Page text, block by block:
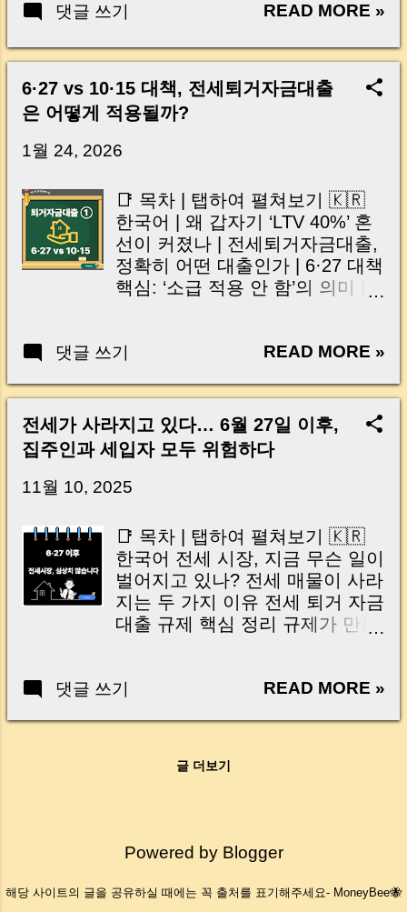
Your Account Is It Safe If the Seller Has a
Real Risks and Mistakes to Avoid MoneyLog
Key Takeaway 혹시 이런 생각 해보신 적 있으
신가요? “잔금일… 그냥 돈 보내고 끝나는 거 아
닌가요?” 하지만 현장에서 보면 전혀 그렇지 않
습니다. 잔금일은 ‘서류 몇 장 처리하는 날’이 아
이는 가장 긴장되는 순간 입니다. 실제로 제가
중개 현장에서 겪었던 일입니다. 금요일 오후 3
시, 이체 한도에 막혀 송금이 멈췄고 그 자리에
서 계약이 무산될 뻔한 아찔한 상황이 있었습니
다. 또 어떤 분은 이렇게 말씀하십니다. “내 대출
인데 왜 내 통장으로 안 들어오죠?” “매도인이 대
사실은 ‘구조’를 몰라서 생기는 걱정입니다. 그래
서 오늘은 잔금일에 실제로 돈이 어떻게 움직이
는지, 왜 사고가 나는지, 그리고 무엇을 꼭 준비
드리겠습니다. 이 글 하나만 제대로 이해하시면,
잔금일이 더 이상 두려운 날이 아니라 “내 집을
Introduction (Tap to expand) Have you ever
댓글 쓰기 READ MORE »
6·27 vs 10·15 대책, 전세퇴거자금대출
은 어떻게 적용될까?
1월 24, 2026
📑 목차 | 탭하여 펼쳐보기 🇰🇷
한국어 | 왜 갑자기 ‘LTV 40%’ 혼
선이 커졌나 | 전세퇴거자금대출,
정확히 어떤 대출인가 | 6·27 대책
핵심: ‘소급 적용 안 함’의 의미 |
에서 왜 안내가 갈렸을까 | 금융당
전 계약은 LTV 70% 유지 | 한눈에
보는 적용 기준 정리표 (계약일
기준) | 1편 요약: “그래서, 내 계
약은 어디에 해당하나요?” | 출처
및 참고(공식 원문 부재 고지 포
Why did “LTV 40%” confusion
suddenly grow? | What is a
Jeonse move-out loan? | The
June 27 rule: what “no
retroactive application” means |
After Oct 15: expanded
Why did banks give different
answers? | Reported regulator
guidance: contracts signed
LTV | Quick table: which LTV
댓글 쓰기 READ MORE »
전세가 사라지고 있다… 6월 27일 이후,
집주인과 세입자 모두 위험하다
11월 10, 2025
📑 목차 | 탭하여 펼쳐보기 🇰🇷
한국어 전세 시장, 지금 무슨 일이
벌어지고 있나? 전세 매물이 사라
지는 두 가지 이유 전세 퇴거 자금
대출 규제 핵심 정리 규제가 만든
머니로그 한줄 요약 🇺🇸 English
Key takeaways on eviction-fund
prepare in a changing market In
summary | MoneyLog quick note
| 전세 시장, 지금 무슨 일이 벌어
댓글 쓰기 READ MORE »
글 더보기
Powered by Blogger
해당 사이트의 글을 공유하실 때에는 꼭 출처를 표기해주세요- MoneyBee🐝